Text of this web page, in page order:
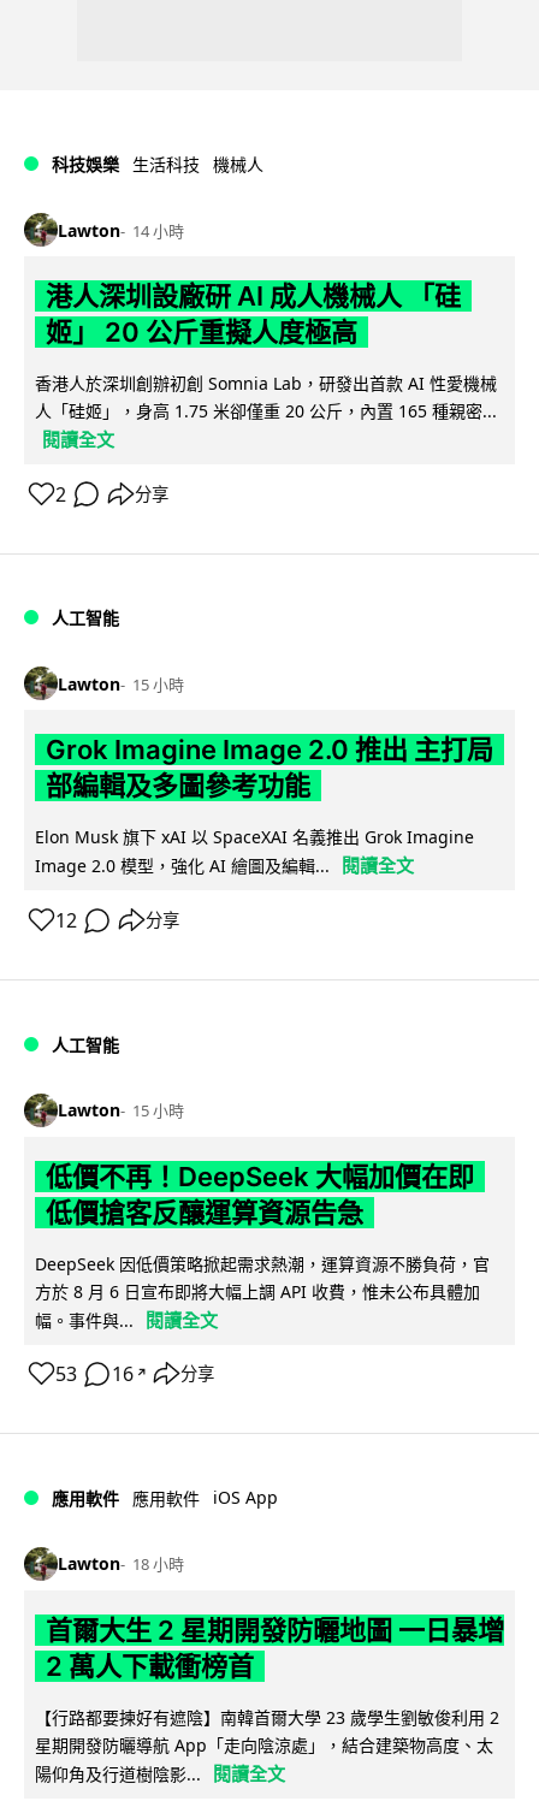
科技娛樂 生活科技 機械人
Lawton 14 小時
港人深圳設廠研 AI 成人機械人 「硅
姬」 20 公斤重擬人度極高
香港人於深圳創辦初創 Somnia Lab，研發出首款 AI 性愛機械
人「硅姬」，身高 1.75 米卻僅重 20 公斤，內置 165 種親密...
閱讀全文
2 分享
人工智能
Lawton 15 小時
Grok Imagine Image 2.0 推出 主打局
部編輯及多圖參考功能
Elon Musk 旗下 xAI 以 SpaceXAI 名義推出 Grok Imagine
Image 2.0 模型，強化 AI 繪圖及編輯...
閱讀全文
12 分享
人工智能
Lawton 15 小時
低價不再！DeepSeek 大幅加價在即
低價搶客反釀運算資源告急
DeepSeek 因低價策略掀起需求熱潮，運算資源不勝負荷，官
方於 8 月 6 日宣布即將大幅上調 API 收費，惟未公布具體加
幅。事件與...
閱讀全文
53 16 ↗ 分享
應用軟件 應用軟件 iOS App
Lawton 18 小時
首爾大生 2 星期開發防曬地圖 一日暴增
2 萬人下載衝榜首
【行路都要揀好有遮陰】南韓首爾大學 23 歲學生劉敏俊利用 2
星期開發防曬導航 App「走向陰涼處」，結合建築物高度、太
陽仰角及行道樹陰影...
閱讀全文